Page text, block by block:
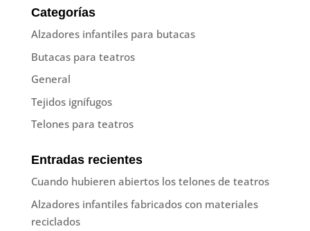
Categorías
Alzadores infantiles para butacas
Butacas para teatros
General
Tejidos ignífugos
Telones para teatros
Entradas recientes
Cuando hubieren abiertos los telones de teatros
Alzadores infantiles fabricados con materiales
reciclados